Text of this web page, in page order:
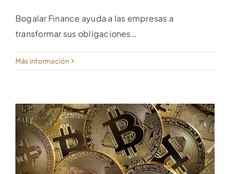
Bogalar Finance ayuda a las empresas a
transformar sus obligaciones…
Más información